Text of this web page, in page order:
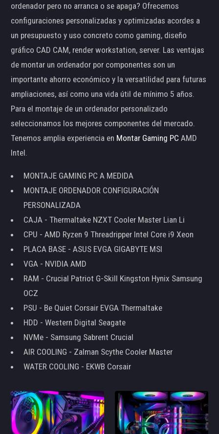
ordenador pero no arranca o se apaga? Ofrecemos
configuraciones personalizadas y optimizadas acordes a
un presupuesto y uso concreto como gaming, diseño
gráfico CAD CAM, render workstation, server. Las ventajas
de montar un ordenador por componentes son un
importante ahorro económico y la versatilidad para futuras
ampliaciones, así como una vida útil de mínimo 5 años.
Para el montaje de un ordenador personalizado
seleccionamos los mejores componentes del mercado.
Tenemos amplia experiencia en Montar Gaming PC AMD
Intel.
MONTAJE GAMING PC A MEDIDA
MONTAJE ORDENADOR CONFIGURACIÓN
PERSONALIZADA
CAJA - Thermaltake NZXT Cooler Master Lian Li
CPU - AMD Ryzen 9 Threadripper Intel Core i9 Xeon
PLACA BASE - ASUS EVGA GIGABYTE MSI
VGA - NVIDIA AMD
RAM - Crucial Patriot G-Skill Kingston Hynix Samsung
OCZ
PSU - Be Quiet Corsair EVGA Thermaltake
HDD - Western Digital Seagate
NVMe - Samsung Sabrent Crucial
AIR COOLING - Zalman Scythe Cooler Master
WATER COOLING - EKWB Corsair